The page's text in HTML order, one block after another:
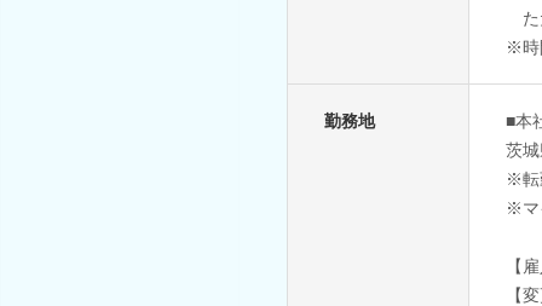
た
※時
勤務地
■本
茨
※転
※マ
【
【